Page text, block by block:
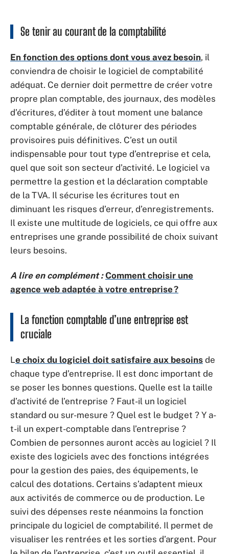
Se tenir au courant de la comptabilité
En fonction des options dont vous avez besoin, il
conviendra de choisir le logiciel de comptabilité
adéquat. Ce dernier doit permettre de créer votre
propre plan comptable, des journaux, des modèles
d’écritures, d’éditer à tout moment une balance
comptable générale, de clôturer des périodes
provisoires puis définitives. C’est un outil
indispensable pour tout type d’entreprise et cela,
quel que soit son secteur d’activité. Le logiciel va
permettre la gestion et la déclaration comptable
de la TVA. Il sécurise les écritures tout en
diminuant les risques d’erreur, d’enregistrements.
Il existe une multitude de logiciels, ce qui offre aux
entreprises une grande possibilité de choix suivant
leurs besoins.
A lire en complément : Comment choisir une
agence web adaptée à votre entreprise ?
La fonction comptable d’une entreprise est
cruciale
Le choix du logiciel doit satisfaire aux besoins de
chaque type d’entreprise. Il est donc important de
se poser les bonnes questions. Quelle est la taille
d’activité de l’entreprise ? Faut-il un logiciel
standard ou sur-mesure ? Quel est le budget ? Y a-
t-il un expert-comptable dans l’entreprise ?
Combien de personnes auront accès au logiciel ? Il
existe des logiciels avec des fonctions intégrées
pour la gestion des paies, des équipements, le
calcul des dotations. Certains s’adaptent mieux
aux activités de commerce ou de production. Le
suivi des dépenses reste néanmoins la fonction
principale du logiciel de comptabilité. Il permet de
visualiser les rentrées et les sorties d’argent. Pour